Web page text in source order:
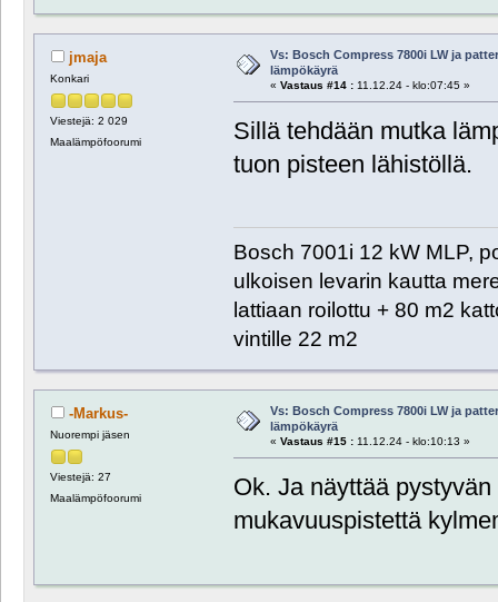
jmaja
Konkari
Viestejä: 2 029
Maalämpöfoorumi
Vs: Bosch Compress 7800i LW ja
lämpökäyrä
« Vastaus #14 :11.12.24 - klo:07:45 »
Sillä tehdään mutka
tuon pisteen lähistöllä.
Bosch 7001i 12 kW MLP,
ulkoisen levarin kautta
lattiaan roilottu + 80 m2
vintille 22 m2
-Markus-
Nuorempi jäsen
Viestejä: 27
Maalämpöfoorumi
Vs: Bosch Compress 7800i LW ja
lämpökäyrä
« Vastaus #15 :11.12.24 - klo:10:13 »
Ok. Ja näyttää
mukavuuspistettä